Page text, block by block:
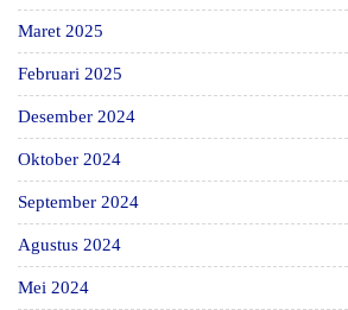
Maret 2025
Februari 2025
Desember 2024
Oktober 2024
September 2024
Agustus 2024
Mei 2024